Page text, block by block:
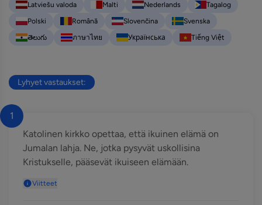
Latviešu valoda
Malti Nederlands
Tagalog
Polski
Română Slovenčina
Svenska
తెలుగు
ภาษาไทย Українська Tiếng Việt
Lyhyet vastaukset:
1
Katolinen kirkko opettaa, että ikuinen elämä on
Jumalan lahja. Ne, jotka pysyvät uskollisina
Kristukselle, pääsevät ikuiseen elämään.
Viitteet